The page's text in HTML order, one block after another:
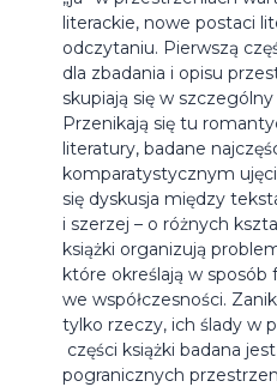
literackie, nowe postaci
odczytaniu. Pierwszą
dla zbadania i opisu
skupiają się w
Przenikają się tu
literatury, badane
komparatystycznym
się dyskusja między
i szerzej – o różnych
książki organizują
które określają w sposób
we współczesności.
tylko rzeczy, ich ślady w
części książki badana
pogranicznych